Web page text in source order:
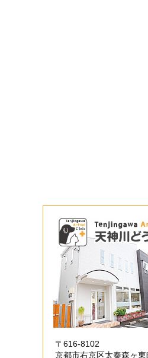
〒616-8102
京都市右京区太秦森ヶ